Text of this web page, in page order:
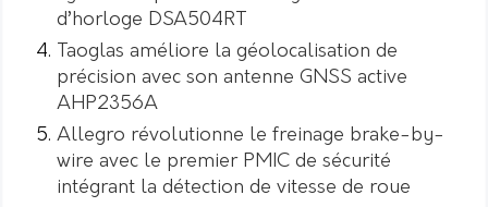
d’horloge DSA504RT
Taoglas améliore la géolocalisation de
précision avec son antenne GNSS active
AHP2356A
Allegro révolutionne le freinage brake-by-
wire avec le premier PMIC de sécurité
intégrant la détection de vitesse de roue